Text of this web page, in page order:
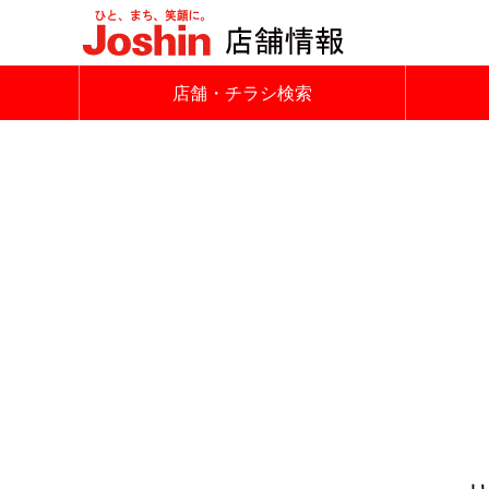
店舗・チラシ検索